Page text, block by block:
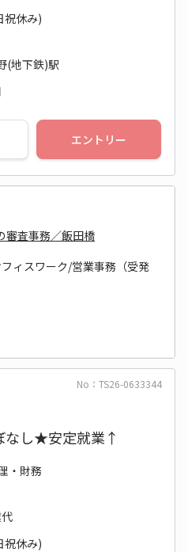
祝休み)
(地下鉄)駅
エントリー
査事務／飯田橋
ィスワーク/営業事務（受発
No：TS26-0633344
なし★安定就業↑
・財務
祝休み)